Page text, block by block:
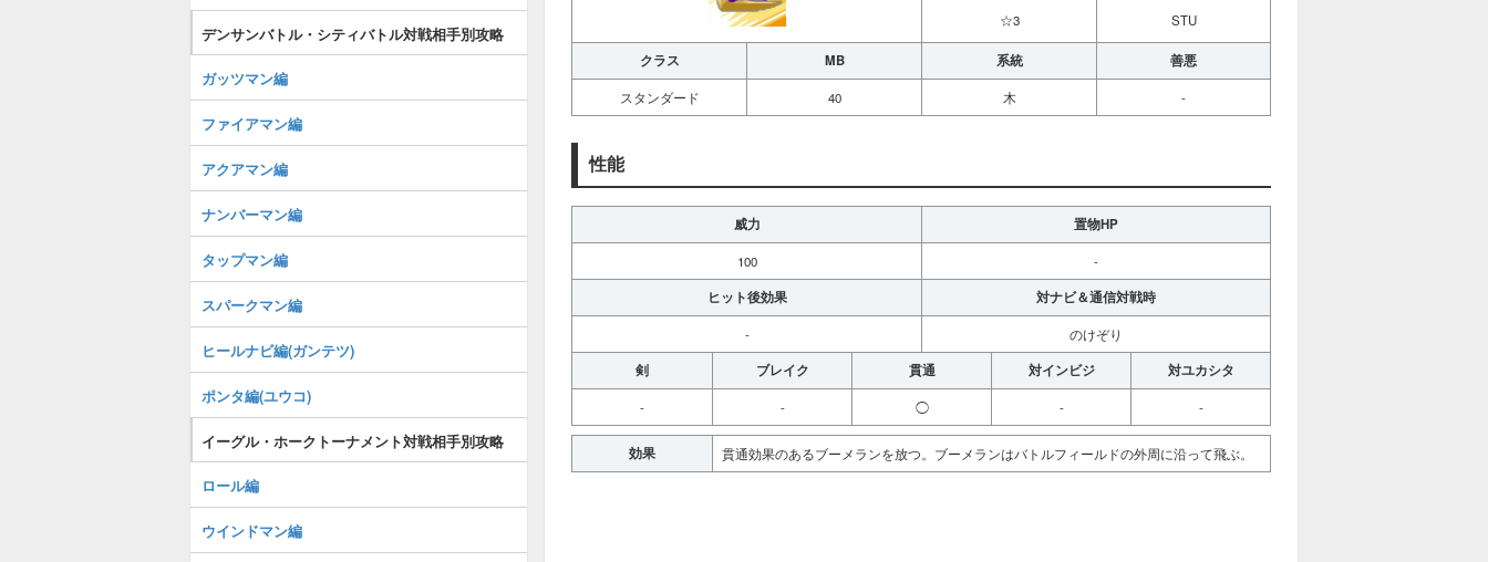
☆3 STU
クラス MB 系統 善悪
スタンダード 40 木 -
性能
威力 置物HP
100 -
ヒット後効果 対ナビ＆通信対戦時
- のけぞり
剣 ブレイク 貫通 対インビジ 対ユカシタ
- - ◯ - -
効果 貫通効果のあるブーメランを放つ。ブーメランはバトルフィールドの外周に沿って飛ぶ。
デンサンバトル・シティバトル対戦相手別攻略
ガッツマン編
ファイアマン編
アクアマン編
ナンバーマン編
タップマン編
スパークマン編
ヒールナビ編(ガンテツ)
ポンタ編(ユウコ)
イーグル・ホークトーナメント対戦相手別攻略
ロール編
ウインドマン編